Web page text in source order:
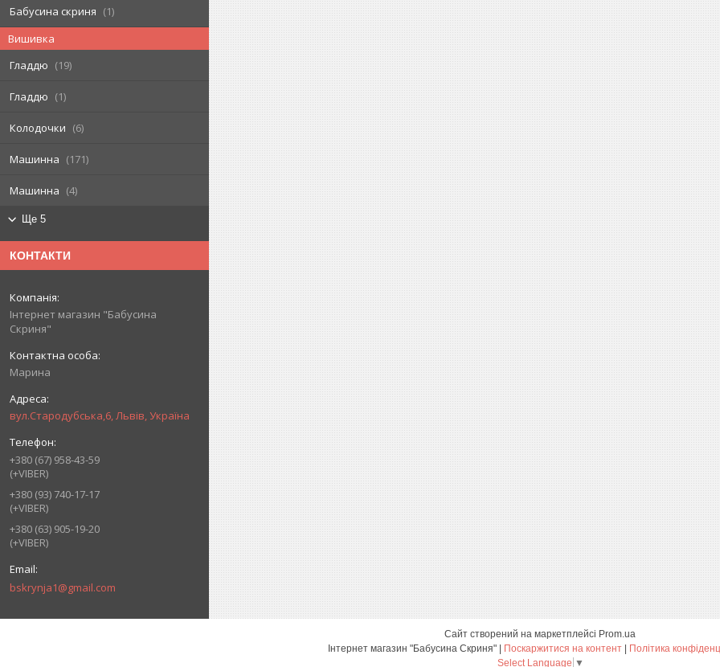
Бабусина скриня
1
Вишивка
Гладдю
19
Гладдю 1
Колодочки 6
Машинна 171
Машинна 4
Ще 5
КОНТАКТИ
Інтернет магазин "Бабусина
Скриня"
Марина
вул.Стародубська,6, Львів, Україна
+380 (67) 958-43-59
(+VIBER)
+380 (93) 740-17-17
(+VIBER)
+380 (63) 905-19-20
(+VIBER)
bskrynja1@gmail.com
Сайт створений на маркетплейсі Prom.ua
Інтернет магазин "Бабусина Скриня" | Поскаржитися на контент | Політика
Select Language ▼